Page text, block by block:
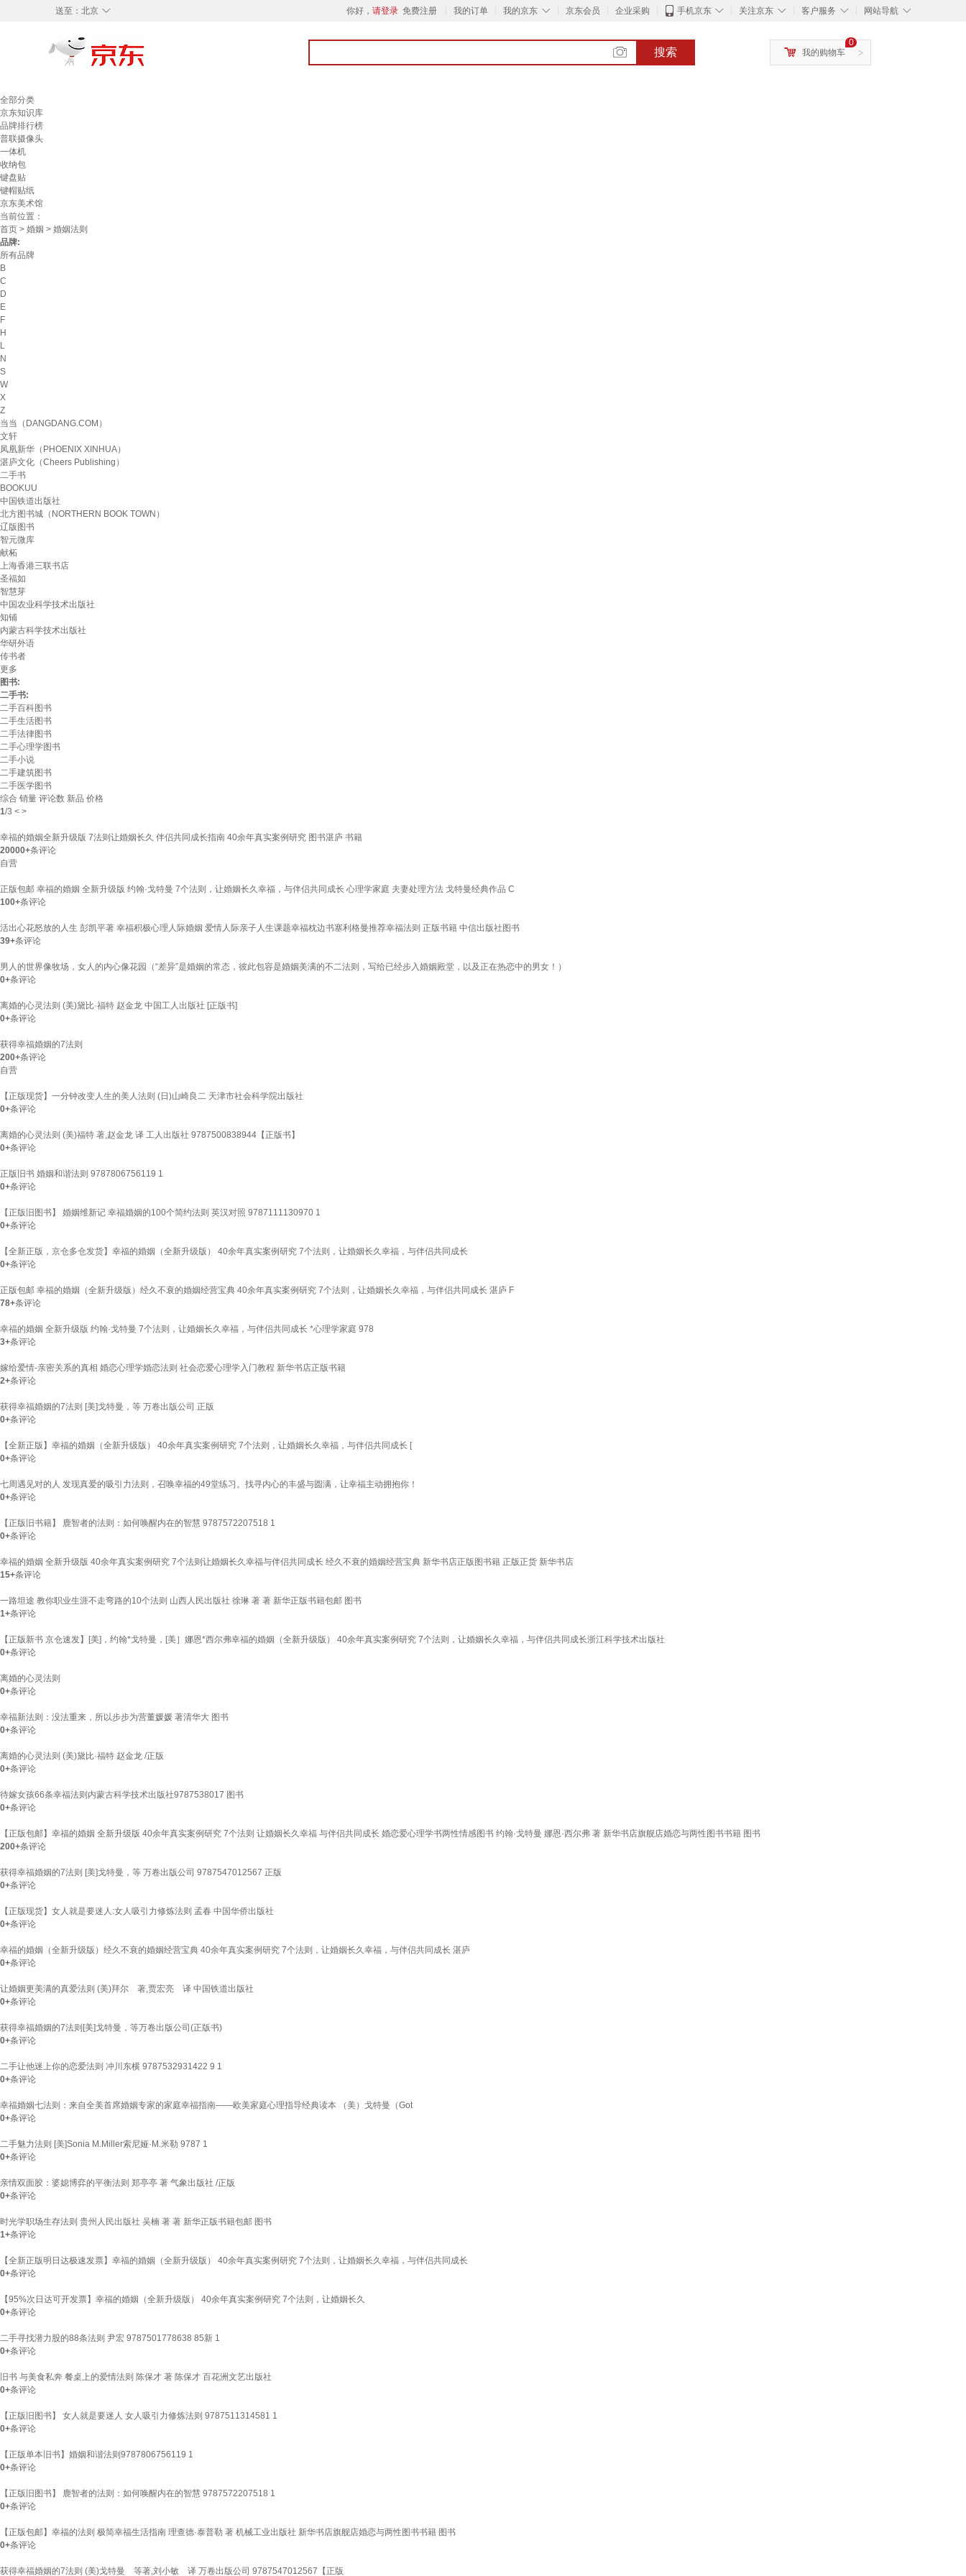
◇
送至： 北京 你好， 请登录 免费注册 我的订单 ◇
我的京东 京东会员 企业采购 ◇
手机京东 ◇
关注京东 ◇
客户服务 ◇
网站导航
搜索 >
0
我的购物车
全部分类
京东知识库
品牌排行榜
普联摄像头
一体机
收纳包
键盘贴
键帽贴纸
京东美术馆
当前位置：
首页 > 婚姻 > 婚姻法则
品牌:
所有品牌
B
C
D
E
F
H
L
N
S
W
X
Z
当当（DANGDANG.COM）
文轩
凤凰新华（PHOENIX XINHUA）
湛庐文化（Cheers Publishing）
二手书
BOOKUU
中国铁道出版社
北方图书城（NORTHERN BOOK TOWN）
辽版图书
智元微库
献柘
上海香港三联书店
圣福如
智慧芽
中国农业科学技术出版社
知铺
内蒙古科学技术出版社
华研外语
传书者
更多
图书:
二手书:
二手百科图书
二手生活图书
二手法律图书
二手心理学图书
二手小说
二手建筑图书
二手医学图书
综合 销量 评论数 新品 价格
1/3 < >
幸福的婚姻全新升级版 7法则让婚姻长久 伴侣共同成长指南 40余年真实案例研究 图书湛庐 书籍
20000+条评论
自营
正版包邮 幸福的婚姻 全新升级版 约翰·戈特曼 7个法则，让婚姻长久幸福，与伴侣共同成长 心理学家庭 夫妻处理方法 戈特曼经典作品 C
100+条评论
活出心花怒放的人生 彭凯平著 幸福积极心理人际婚姻 爱情人际亲子人生课题幸福枕边书塞利格曼推荐幸福法则 正版书籍 中信出版社图书
39+条评论
男人的世界像牧场，女人的内心像花园（“差异”是婚姻的常态，彼此包容是婚姻美满的不二法则，写给已经步入婚姻殿堂，以及正在热恋中的男女！）
0+条评论
离婚的心灵法则 (美)黛比·福特 赵金龙 中国工人出版社 [正版书]
0+条评论
获得幸福婚姻的7法则
200+条评论
自营
【正版现货】一分钟改变人生的美人法则 (日)山崎良二 天津市社会科学院出版社
0+条评论
离婚的心灵法则 (美)福特 著,赵金龙 译 工人出版社 9787500838944【正版书】
0+条评论
正版旧书 婚姻和谐法则 9787806756119 1
0+条评论
【正版旧图书】 婚姻维新记 幸福婚姻的100个简约法则 英汉对照 9787111130970 1
0+条评论
【全新正版，京仓多仓发货】幸福的婚姻（全新升级版） 40余年真实案例研究 7个法则，让婚姻长久幸福，与伴侣共同成长
0+条评论
正版包邮 幸福的婚姻（全新升级版）经久不衰的婚姻经营宝典 40余年真实案例研究 7个法则，让婚姻长久幸福，与伴侣共同成长 湛庐 F
78+条评论
幸福的婚姻 全新升级版 约翰·戈特曼 7个法则，让婚姻长久幸福，与伴侣共同成长 *心理学家庭 978
3+条评论
嫁给爱情-亲密关系的真相 婚恋心理学婚恋法则 社会恋爱心理学入门教程 新华书店正版书籍
2+条评论
获得幸福婚姻的7法则 [美]戈特曼，等 万卷出版公司 正版
0+条评论
【全新正版】幸福的婚姻（全新升级版） 40余年真实案例研究 7个法则，让婚姻长久幸福，与伴侣共同成长 [
0+条评论
七周遇见对的人 发现真爱的吸引力法则，召唤幸福的49堂练习。找寻内心的丰盛与圆满，让幸福主动拥抱你！
0+条评论
【正版旧书籍】 鹿智者的法则：如何唤醒内在的智慧 9787572207518 1
0+条评论
幸福的婚姻 全新升级版 40余年真实案例研究 7个法则让婚姻长久幸福与伴侣共同成长 经久不衰的婚姻经营宝典 新华书店正版图书籍 正版正货 新华书店
15+条评论
一路坦途 教你职业生涯不走弯路的10个法则 山西人民出版社 徐琳 著 著 新华正版书籍包邮 图书
1+条评论
【正版新书 京仓速发】[美]，约翰*戈特曼，[美］娜恩*西尔弗幸福的婚姻（全新升级版） 40余年真实案例研究 7个法则，让婚姻长久幸福，与伴侣共同成长浙江科学技术出版社
0+条评论
离婚的心灵法则
0+条评论
幸福新法则：没法重来，所以步步为营董媛媛 著清华大 图书
0+条评论
离婚的心灵法则 (美)黛比·福特 赵金龙 /正版
0+条评论
待嫁女孩66条幸福法则内蒙古科学技术出版社9787538017 图书
0+条评论
【正版包邮】幸福的婚姻 全新升级版 40余年真实案例研究 7个法则 让婚姻长久幸福 与伴侣共同成长 婚恋爱心理学书两性情感图书 约翰·戈特曼 娜恩·西尔弗 著 新华书店旗舰店婚恋与两性图书书籍 图书
200+条评论
获得幸福婚姻的7法则 [美]戈特曼，等 万卷出版公司 9787547012567 正版
0+条评论
【正版现货】女人就是要迷人:女人吸引力修炼法则 孟春 中国华侨出版社
0+条评论
幸福的婚姻（全新升级版）经久不衰的婚姻经营宝典 40余年真实案例研究 7个法则，让婚姻长久幸福，与伴侣共同成长 湛庐
0+条评论
让婚姻更美满的真爱法则 (美)拜尔 著,贾宏亮 译 中国铁道出版社
0+条评论
获得幸福婚姻的7法则[美]戈特曼，等万卷出版公司(正版书)
0+条评论
二手让他迷上你的恋爱法则 冲川东横 9787532931422 9 1
0+条评论
幸福婚姻七法则：来自全美首席婚姻专家的家庭幸福指南——欧美家庭心理指导经典读本 （美）戈特曼（Got
0+条评论
二手魅力法则 [美]Sonia M.Miller索尼娅·M.米勒 9787 1
0+条评论
亲情双面胶：婆媳博弈的平衡法则 郑亭亭 著 气象出版社 /正版
0+条评论
时光学职场生存法则 贵州人民出版社 吴楠 著 著 新华正版书籍包邮 图书
1+条评论
【全新正版明日达极速发票】幸福的婚姻（全新升级版） 40余年真实案例研究 7个法则，让婚姻长久幸福，与伴侣共同成长
0+条评论
【95%次日达可开发票】幸福的婚姻（全新升级版） 40余年真实案例研究 7个法则，让婚姻长久
0+条评论
二手寻找潜力股的88条法则 尹宏 9787501778638 85新 1
0+条评论
旧书 与美食私奔 餐桌上的爱情法则 陈保才 著 陈保才 百花洲文艺出版社
0+条评论
【正版旧图书】 女人就是要迷人 女人吸引力修炼法则 9787511314581 1
0+条评论
【正版单本旧书】婚姻和谐法则9787806756119 1
0+条评论
【正版旧图书】 鹿智者的法则：如何唤醒内在的智慧 9787572207518 1
0+条评论
【正版包邮】幸福的法则 极简幸福生活指南 理查德·泰普勒 著 机械工业出版社 新华书店旗舰店婚恋与两性图书书籍 图书
0+条评论
获得幸福婚姻的7法则 (美)戈特曼 等著,刘小敏 译 万卷出版公司 9787547012567【正版